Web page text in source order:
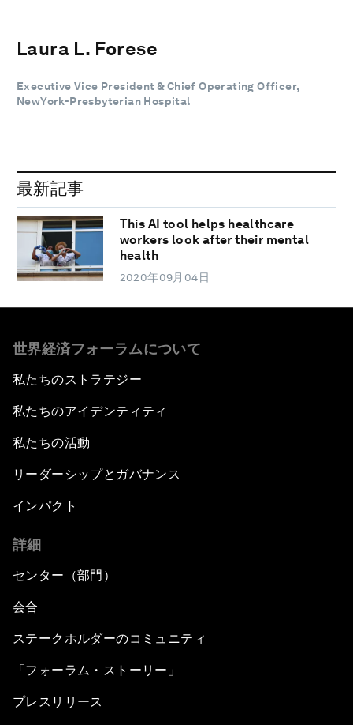
Laura L. Forese
Executive Vice President & Chief Operating Officer,
NewYork-Presbyterian Hospital
最新記事
This AI tool helps healthcare
workers look after their mental
health
2020年09月04日
世界経済フォーラムについて
私たちのストラテジー
私たちのアイデンティティ
私たちの活動
リーダーシップとガバナンス
インパクト
詳細
センター（部門）
会合
ステークホルダーのコミュニティ
「フォーラム・ストーリー」
プレスリリース